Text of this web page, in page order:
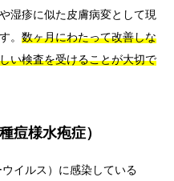
湿疹に似た皮膚病変として現
。 数ヶ月にわたって改善しな
い検査を受けることが大切で
痘様水疱症）
イルス）に感染している